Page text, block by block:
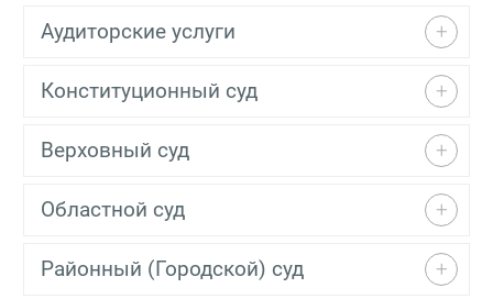
Аудиторские услуги
Конституционный суд
Верховный суд
Областной суд
Районный (Городской) суд